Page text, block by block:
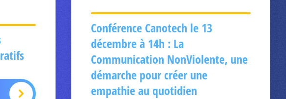
Conférence Canotech le 13
décembre à 14h : La
Communication NonViolente, une
démarche pour créer une
empathie au quotidien